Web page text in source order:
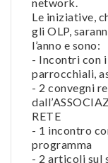
Le iniziative,
gli OLP,
l’anno e sono:
- Incontri con
parrocchiali,
- 2 convegni
RETE
- 1 incontro
programma
- 2 articoli sul